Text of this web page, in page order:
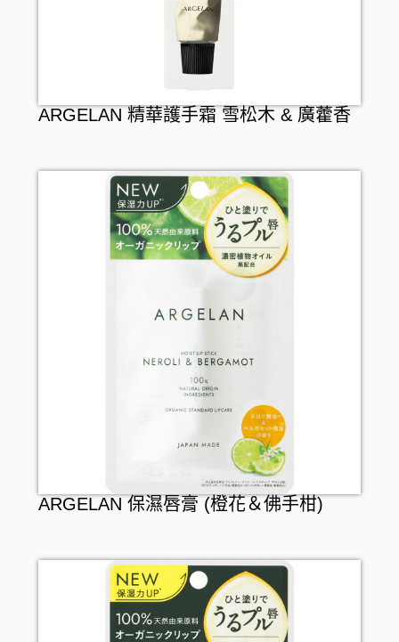
ARGELAN 精華護手霜 雪松木 & 廣藿香
ARGELAN 保濕唇膏 (橙花＆佛手柑)